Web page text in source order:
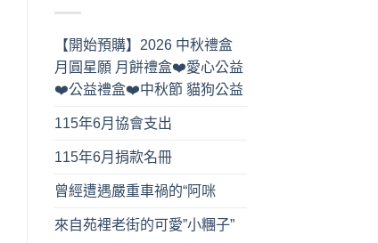
【開始預購】2026 中秋禮盒
月圓星願 月餅禮盒❤️愛心公益
❤️公益禮盒❤️中秋節 貓狗公益
115年6月協會支出
115年6月捐款名冊
曾經遭遇嚴重車禍的“阿咪
來自苑裡老街的可愛”小糰子”